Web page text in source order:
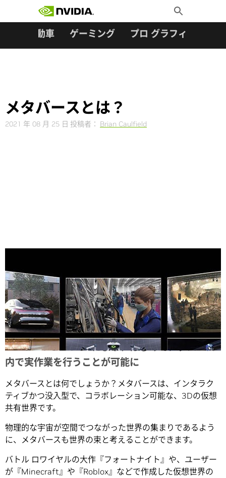
Toggle
Search
自動車 ゲーミング プロ グラフィックス
メタバースとは？
2021 年 08 月 25 日 投稿者： Brian Caulfield
NVIDIA Omniverse により、はじめてメタバース
内で実作業を行うことが可能に
メタバースとは何でしょうか？メタバースは、インタラク
ティブかつ没入型で、コラボレーション可能な、3Dの仮想
共有世界です。
物理的な宇宙が空間でつながった世界の集まりであるよう
に、メタバースも世界の束と考えることができます。
バトル ロワイヤルの大作『フォートナイト』や、ユーザー
が『Minecraft』や『Roblox』などで作成した仮想世界の